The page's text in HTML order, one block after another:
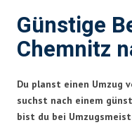
Günstige
Chemnitz
Du planst einen Umzug
suchst nach einem
bist du bei